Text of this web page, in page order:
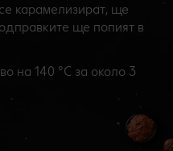
карамелизират, ще
ще попият в
на 140 °C за около 3